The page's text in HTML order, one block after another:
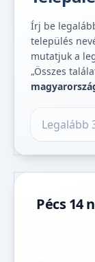
Írj be
település
mutatjuk a
„Összes
Pécs 14